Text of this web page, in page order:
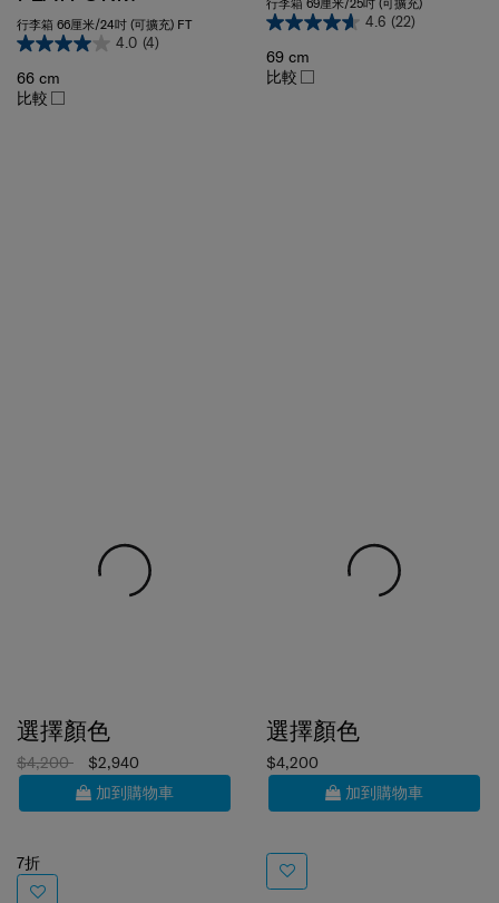
行李箱 66厘米/24吋 (可擴充) FT
4.0 (4)
66 cm
比較
69 cm
比較
$4,200
$2,940
加到購物車
$4,200
加到購物車